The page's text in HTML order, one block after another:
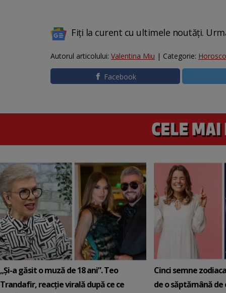
Fiți la curent cu ultimele noutăți.
Autorul articolului: Valentina Miu | Categorie:
Facebook
„Și-a găsit o muză de 18 ani”. Teo
Trandafir, reacție virală după ce ce
Cinci semne
de o săptămână de